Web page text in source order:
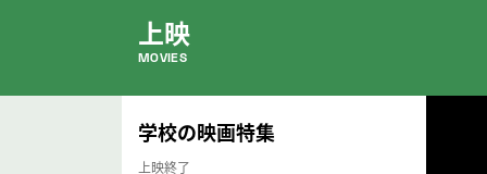
上映
MOVIES
公開中の作品
学校の映画特集
上映終了